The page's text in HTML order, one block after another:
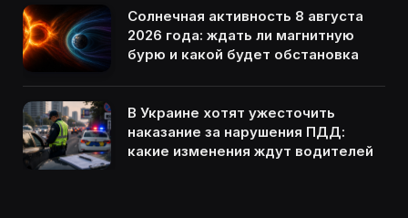
Солнечная активность 8 августа
2026 года: ждать ли магнитную
бурю и какой будет обстановка
В Украине хотят ужесточить
наказание за нарушения ПДД:
какие изменения ждут водителей